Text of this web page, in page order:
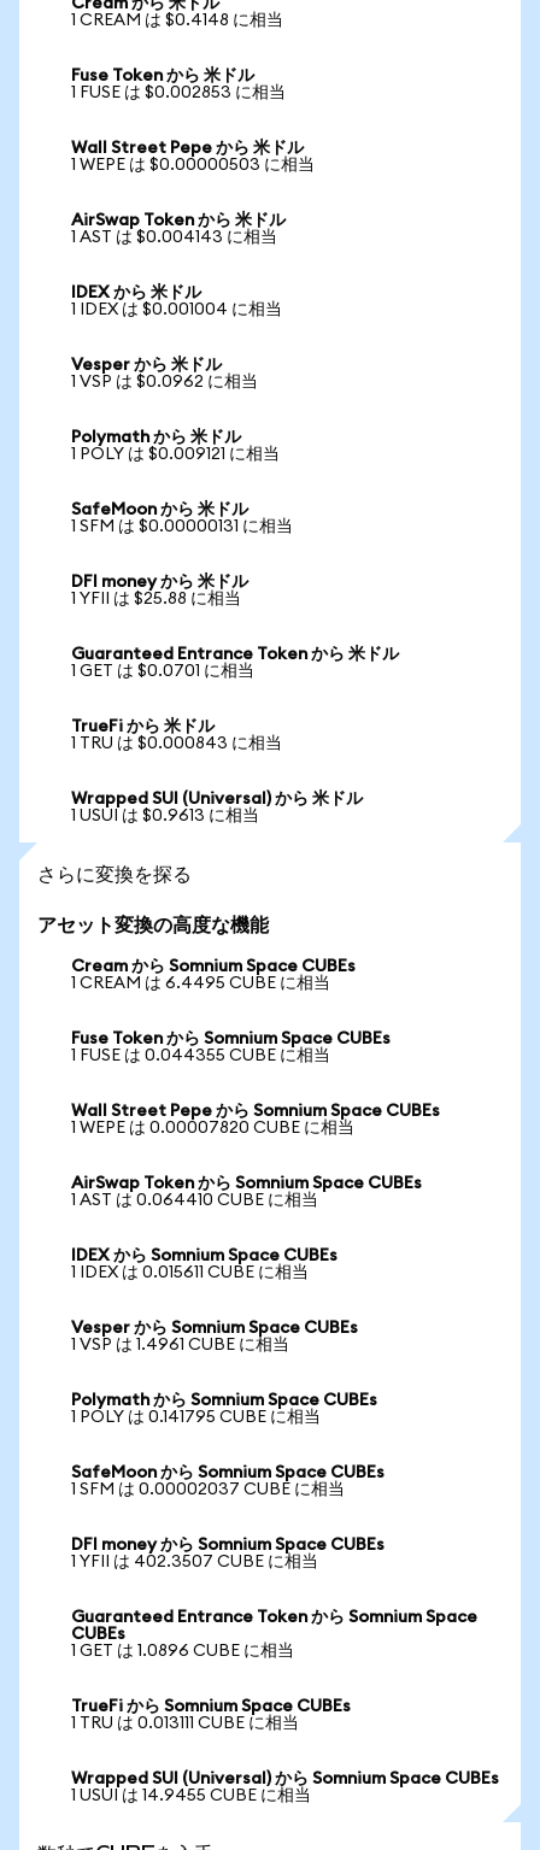
Cream から 米ドル
1 CREAM は $0.4148 に相当
Fuse Token から 米ドル
1 FUSE は $0.002853 に相当
Wall Street Pepe から 米ドル
1 WEPE は $0.00000503 に相当
AirSwap Token から 米ドル
1 AST は $0.004143 に相当
IDEX から 米ドル
1 IDEX は $0.001004 に相当
Vesper から 米ドル
1 VSP は $0.0962 に相当
Polymath から 米ドル
1 POLY は $0.009121 に相当
SafeMoon から 米ドル
1 SFM は $0.00000131 に相当
DFI money から 米ドル
1 YFII は $25.88 に相当
Guaranteed Entrance Token から 米ドル
1 GET は $0.0701 に相当
TrueFi から 米ドル
1 TRU は $0.000843 に相当
Wrapped SUI (Universal) から 米ドル
1 USUI は $0.9613 に相当
さらに変換を探る
アセット変換の高度な機能
Cream から Somnium Space CUBEs
1 CREAM は 6.4495 CUBE に相当
Fuse Token から Somnium Space CUBEs
1 FUSE は 0.044355 CUBE に相当
Wall Street Pepe から Somnium Space CUBEs
1 WEPE は 0.00007820 CUBE に相当
AirSwap Token から Somnium Space CUBEs
1 AST は 0.064410 CUBE に相当
IDEX から Somnium Space CUBEs
1 IDEX は 0.015611 CUBE に相当
Vesper から Somnium Space CUBEs
1 VSP は 1.4961 CUBE に相当
Polymath から Somnium Space CUBEs
1 POLY は 0.141795 CUBE に相当
SafeMoon から Somnium Space CUBEs
1 SFM は 0.00002037 CUBE に相当
DFI money から Somnium Space CUBEs
1 YFII は 402.3507 CUBE に相当
Guaranteed Entrance Token から Somnium Space
CUBEs
1 GET は 1.0896 CUBE に相当
TrueFi から Somnium Space CUBEs
1 TRU は 0.013111 CUBE に相当
Wrapped SUI (Universal) から Somnium Space CUBEs
1 USUI は 14.9455 CUBE に相当